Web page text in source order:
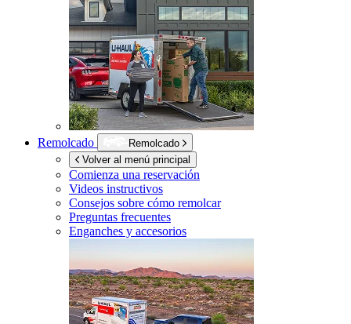
Remolcado
Remolcado
Volver al menú principal
Comienza una reservación
Videos instructivos
Consejos sobre cómo remolcar
Preguntas frecuentes
Enganches y accesorios